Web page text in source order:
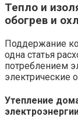
Тепло и
обогрев и
Поддержание
одна статья
потреблением
электрические
Утепление